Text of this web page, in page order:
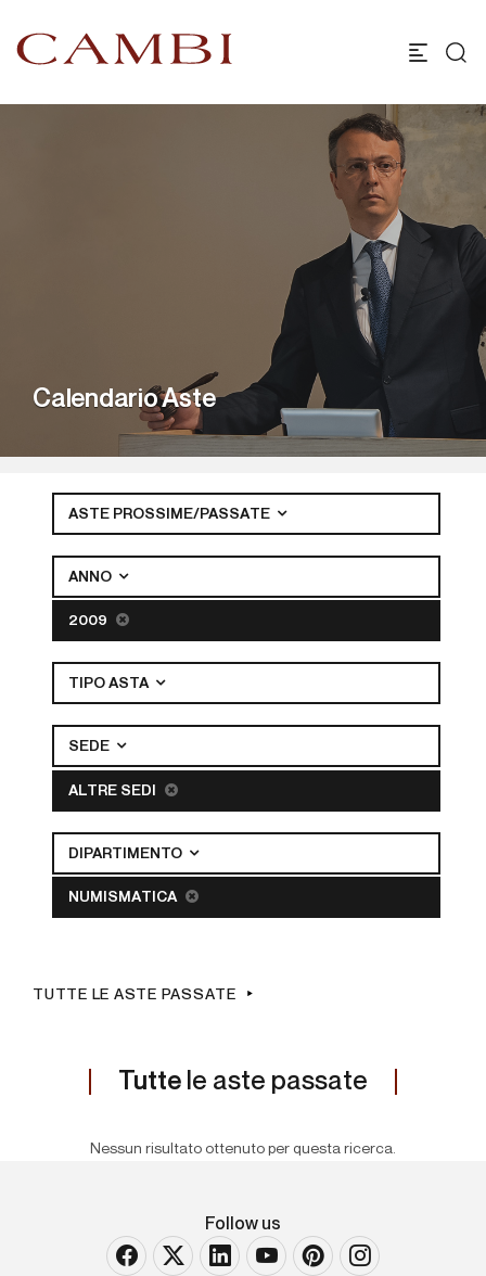
Calendario Aste
ASTE PROSSIME/PASSATE
ANNO
2009
TIPO ASTA
SEDE
ALTRE SEDI
DIPARTIMENTO
NUMISMATICA
TUTTE LE ASTE PASSATE
Tutte le aste passate
Nessun risultato ottenuto per questa ricerca.
Follow us